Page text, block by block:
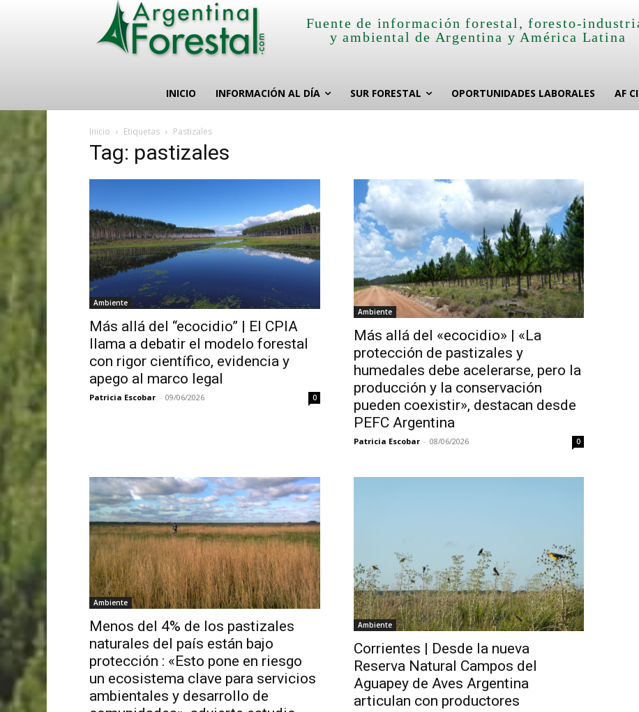
Fuente de información forestal, foresto-
y ambiental de Argentina y América Latina
INICIO INFORMACIÓN AL DÍA SUR FORESTAL OPORTUNIDADES LABORALES AF
Inicio Etiquetas Pastizales
Tag: pastizales
Ambiente
Más allá del “ecocidio” | El CPIA
llama a debatir el modelo forestal
con rigor científico, evidencia y
apego al marco legal
Patricia Escobar - 09/06/2026 0
Ambiente
Más allá del «ecocidio» | «La
protección de pastizales y
humedales debe acelerarse, pero la
producción y la conservación
pueden coexistir», destacan desde
PEFC Argentina
Patricia Escobar - 08/06/2026 0
Ambiente
Menos del 4% de los pastizales
naturales del país están bajo
protección : «Esto pone en riesgo
un ecosistema clave para servicios
ambientales y desarrollo de
Ambiente
Corrientes | Desde la nueva
Reserva Natural Campos del
Aguapey de Aves Argentina
articulan con productores